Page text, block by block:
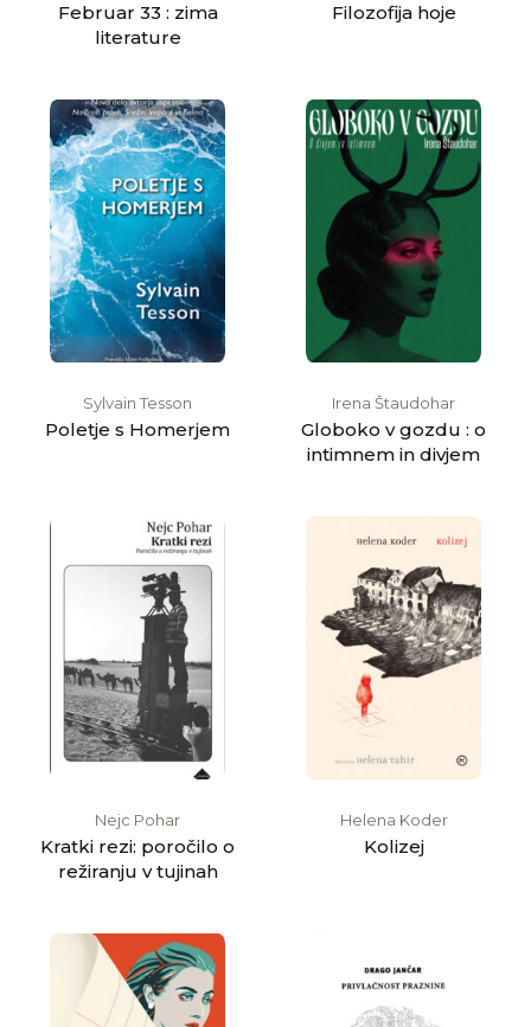
Februar 33 : zima
literature
Filozofija hoje
Sylvain Tesson
Poletje s Homerjem
Irena Štaudohar
Globoko v gozdu : o
intimnem in divjem
Nejc Pohar
Kratki rezi: poročilo o
režiranju v tujinah
Helena Koder
Kolizej